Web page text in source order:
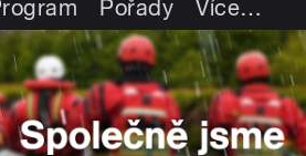
Pořady Více…